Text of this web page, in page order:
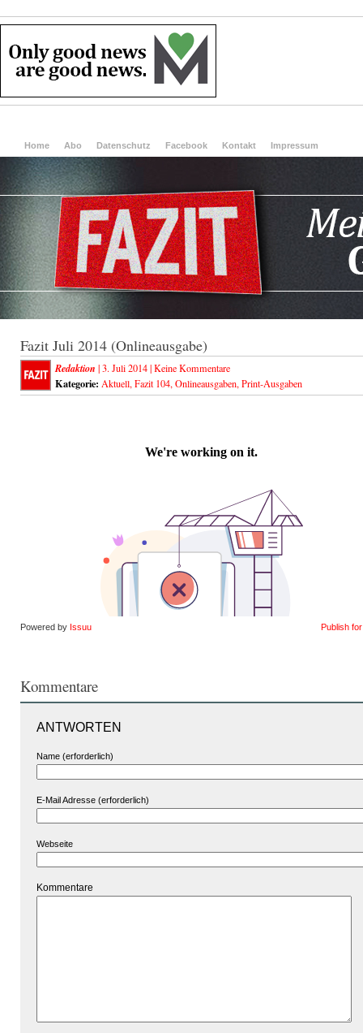
Home Abo Datenschutz Facebook Kontakt Impressum
Fazit Juli 2014 (Onlineausgabe)
Redaktion | 3. Juli 2014 |Keine Kommentare
Kategorie: Aktuell, Fazit 104, Onlineausgaben, Print-Ausgaben
Powered by Issuu Publish
Kommentare
ANTWORTEN
Name (erforderlich)
E-Mail Adresse (erforderlich)
Webseite
Kommentare